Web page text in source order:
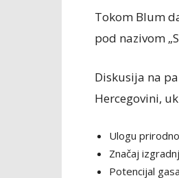
Tokom Blum
pod nazivom
Diskusija na
Hercegovini,
Ulogu
Značaj
Potencijal